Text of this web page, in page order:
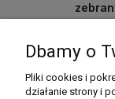
Dbamy o
Pliki cookies i
działanie strony i